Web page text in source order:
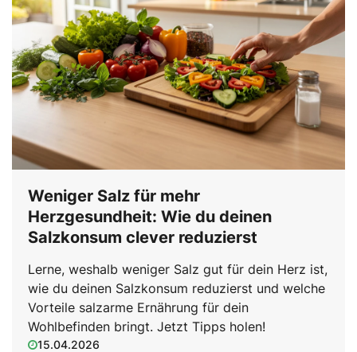
Weniger Salz für mehr
Herzgesundheit: Wie du deinen
Salzkonsum clever reduzierst
Lerne, weshalb weniger Salz gut für dein Herz ist,
wie du deinen Salzkonsum reduzierst und welche
Vorteile salzarme Ernährung für dein
Wohlbefinden bringt. Jetzt Tipps holen!
15.04.2026